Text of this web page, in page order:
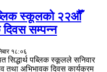
स्कूलको २२औँ
दिवस सम्पन्न
१८:०६
सिद्धार्थ पब्लिक स्कूलले सनिवार
तथा अभिभावक दिवस कार्यक्रम